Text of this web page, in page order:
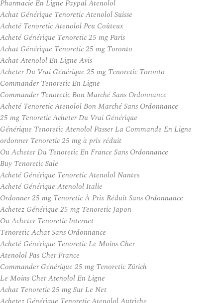
Pharmacie En Ligne Paypal Atenolol
Achat Générique Tenoretic Atenolol Suisse
Acheté Tenoretic Atenolol Peu Coûteux
Acheté Générique Tenoretic 25 mg Paris
Achat Générique Tenoretic 25 mg Toronto
Achat Atenolol En Ligne Avis
Acheter Du Vrai Générique 25 mg Tenoretic Toronto
Commander Tenoretic En Ligne
Commander Tenoretic Bon Marché Sans Ordonnance
Acheté Tenoretic Atenolol Bon Marché Sans Ordonnance
25 mg Tenoretic Acheter Du Vrai Générique
Générique Tenoretic Atenolol Passer La Commande En Ligne
ordonner Tenoretic 25 mg à prix réduit
Ou Acheter Du Tenoretic En France Sans Ordonnance
Buy Tenoretic Sale
Acheté Générique Tenoretic Atenolol Nantes
Acheté Générique Atenolol Italie
Ordonner 25 mg Tenoretic À Prix Réduit Sans Ordonnance
Achetez Générique 25 mg Tenoretic Japon
Ou Acheter Tenoretic Internet
Tenoretic Achat Sans Ordonnance
Acheté Générique Tenoretic Le Moins Cher
Atenolol Pas Cher France
Commander Générique 25 mg Tenoretic Zürich
Le Moins Cher Atenolol En Ligne
Achat Tenoretic 25 mg Sur Le Net